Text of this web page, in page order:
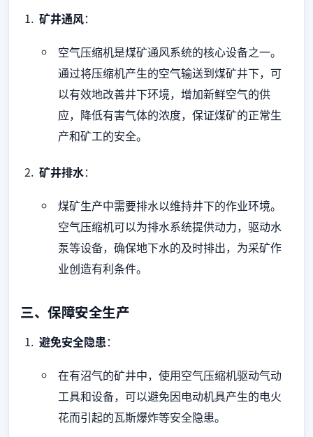
矿井通风：
空气压缩机是煤矿通风系统的核心设备之一。
通过将压缩机产生的空气输送到煤矿井下，可
以有效地改善井下环境，增加新鲜空气的供
应，降低有害气体的浓度，保证煤矿的正常生
产和矿工的安全。
矿井排水：
煤矿生产中需要排水以维持井下的作业环境。
空气压缩机可以为排水系统提供动力，驱动水
泵等设备，确保地下水的及时排出，为采矿作
业创造有利条件。
三、保障安全生产
避免安全隐患：
在有沼气的矿井中，使用空气压缩机驱动气动
工具和设备，可以避免因电动机具产生的电火
花而引起的瓦斯爆炸等安全隐患。